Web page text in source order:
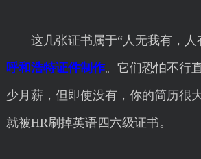
这几张证书属于“人无我有，人
呼和浩特证件制作。它们恐怕不行
少月薪，但即使没有，你的简历很
就被HR刷掉英语四六级证书。